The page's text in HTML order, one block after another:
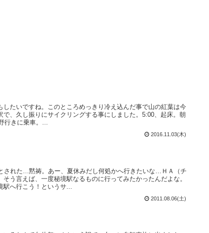
たいですね。このところめっきり冷え込んだ事で山の紅葉は今
、久し振りにサイクリングする事にしました。5:00、起床。朝
行きに乗車。...
2016.11.03(木)
された…黙祷。あー、夏休みだし何処かへ行きたいな…ＨＡ（チ
う言えば、一度秘境駅なるものに行ってみたかったんだよな。
へ行こう！というサ...
2011.08.06(土)